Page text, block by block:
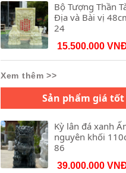
Bộ Tượng Thần
Địa và Bài vị
24
15.500.000
Xem thêm >>
Sản phẩm giá tốt
Kỳ lân đá xanh
nguyên khối
86
39.000.000